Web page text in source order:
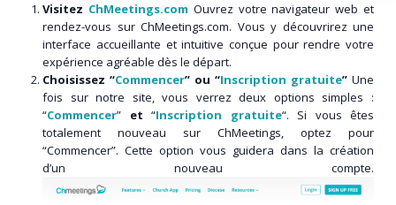
Visitez ChMeetings.com Ouvrez votre navigateur web et
rendez-vous sur ChMeetings.com. Vous y découvrirez une
interface accueillante et intuitive conçue pour rendre votre
expérience agréable dès le départ.
Choisissez “Commencer” ou “Inscription gratuite”Une
fois sur notre site, vous verrez deux options simples :
“Commencer” et “Inscription gratuite“. Si vous êtes
totalement nouveau sur ChMeetings, optez pour
“Commencer”. Cette option vous guidera dans la création
d’un nouveau compte.